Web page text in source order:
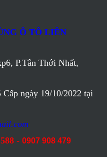
Ô TÔ LIÊN
P.Tân Thới Nhất,
ngày 19/10/2022 tại
- 0907 908 479